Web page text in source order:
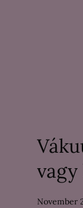
vagy
November